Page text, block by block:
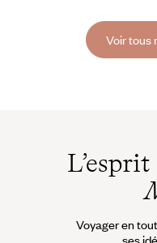
standing à la ville.
Voir tous
L’esprit
Voyager en
ses